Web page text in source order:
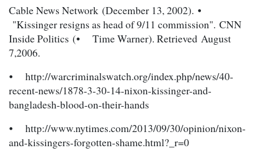
Cable News Network (December 13, 2002). ⦁
"Kissinger resigns as head of 9/11 commission". CNN
Inside Politics (⦁ Time Warner). Retrieved August
7,2006.
⦁ http://warcriminalswatch.org/index.php/news/40-
recent-news/1878-3-30-14-nixon-kissinger-and-
bangladesh-blood-on-their-hands
⦁ http://www.nytimes.com/2013/09/30/opinion/nixon-
and-kissingers-forgotten-shame.html?_r=0